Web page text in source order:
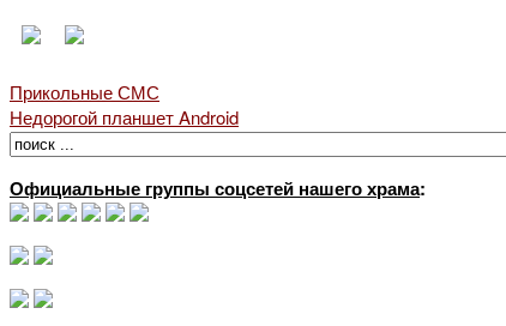
Прикольные СМС
Недорогой планшет Android
Официальные группы соцсетей нашего храма: